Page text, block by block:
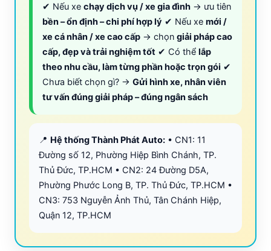
✔ Nếu xe chạy dịch vụ / xe gia đình → ưu tiên
bền – ổn định – chi phí hợp lý ✔ Nếu xe mới /
xe cá nhân / xe cao cấp → chọn giải pháp cao
cấp, đẹp và trải nghiệm tốt ✔ Có thể lắp
theo nhu cầu, làm từng phần hoặc trọn gói ✔
Chưa biết chọn gì? → Gửi hình xe, nhân viên
tư vấn đúng giải pháp – đúng ngân sách
📍 Hệ thống Thành Phát Auto: • CN1: 11
Đường số 12, Phường Hiệp Bình Chánh, TP.
Thủ Đức, TP.HCM • CN2: 24 Đường D5A,
Phường Phước Long B, TP. Thủ Đức, TP.HCM •
CN3: 753 Nguyễn Ảnh Thủ, Tân Chánh Hiệp,
Quận 12, TP.HCM